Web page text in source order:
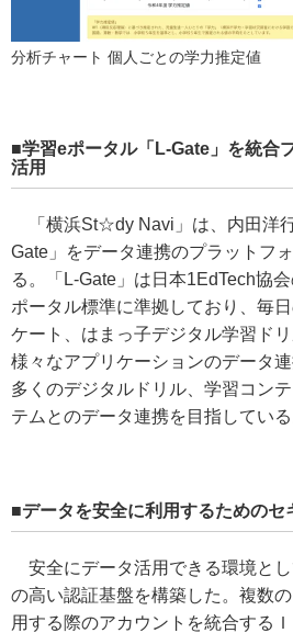
分析チャート 個人ごとの学力推定値
■学習eポータル「L-Gate」を統合
活用
「横浜St☆dy Navi」は、内田洋
Gate」をデータ連携のプラットフ
る。「L-Gate」は日本1EdTech協
ポータル標準に準拠しており、毎
ケート、はまっ子デジタル学習ド
様々なアプリケーションのデータ
多くのデジタルドリル、学習コン
テムとのデータ連携を目指している
■データを安全に利用するためのセ
安全にデータ活用できる環境と
の高い認証基盤を構築した。複数
用する際のアカウントを統合する